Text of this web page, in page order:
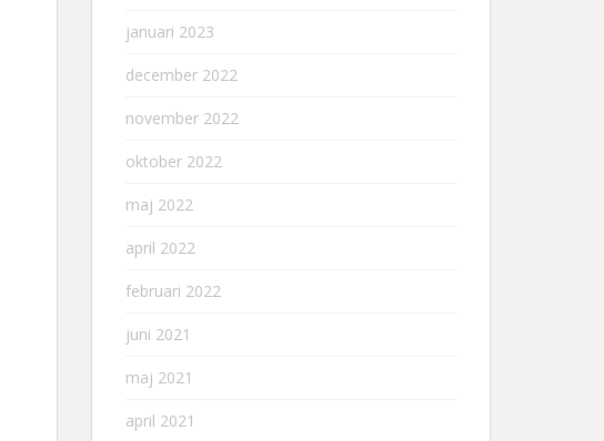
januari 2023
december 2022
november 2022
oktober 2022
maj 2022
april 2022
februari 2022
juni 2021
maj 2021
april 2021